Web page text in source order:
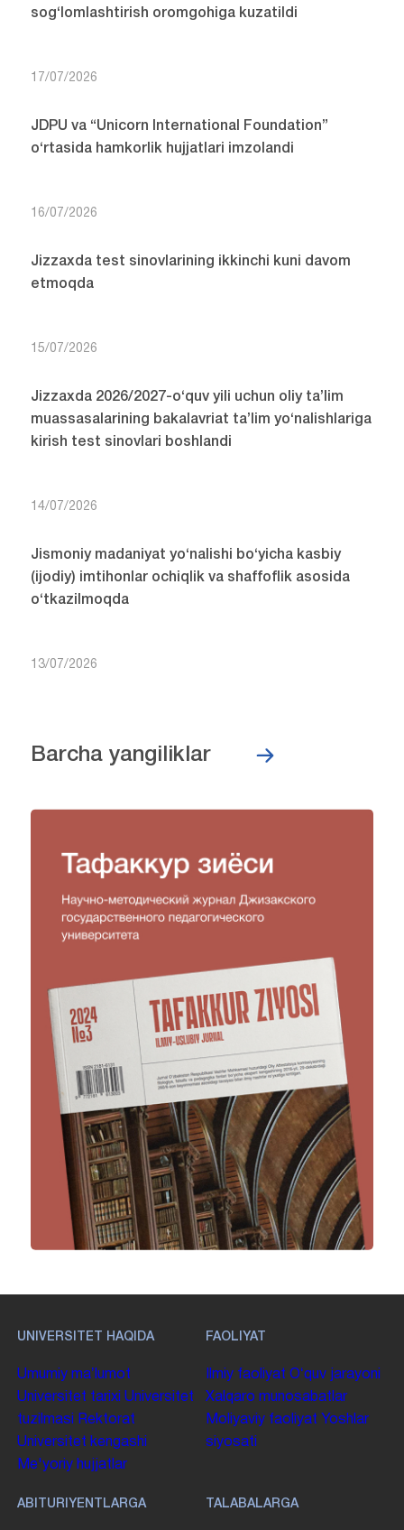
sog‘lomlashtirish oromgohiga kuzatildi
17/07/2026
JDPU va “Unicorn International Foundation”
o‘rtasida hamkorlik hujjatlari imzolandi
16/07/2026
Jizzaxda test sinovlarining ikkinchi kuni davom
etmoqda
15/07/2026
Jizzaxda 2026/2027-o‘quv yili uchun oliy ta’lim
muassasalarining bakalavriat ta’lim yo‘nalishlariga
kirish test sinovlari boshlandi
14/07/2026
Jismoniy madaniyat yo‘nalishi bo‘yicha kasbiy
(ijodiy) imtihonlar ochiqlik va shaffoflik asosida
o‘tkazilmoqda
13/07/2026
Barcha yangiliklar
UNIVERSITET HAQIDA
Umumiy maʼlumot
Universitet tarixi Universitet
tuzilmasi
Rektorat
Universitet kengashi
Me'yoriy hujjatlar
FAOLIYAT
Ilmiy faoliyat Oʻquv jarayoni
Xalqaro munosabatlar
Moliyaviy faoliyat Yoshlar
siyosati
ABITURIYENTLARGA TALABALARGA